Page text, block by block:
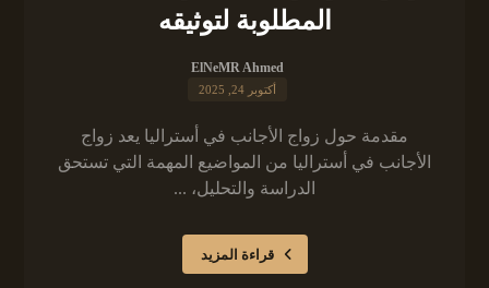
المطلوبة لتوثيقه
ElNeMR Ahmed
أكتوبر 24, 2025
مقدمة حول زواج الأجانب في أستراليا يعد زواج
الأجانب في أستراليا من المواضيع المهمة التي تستحق
الدراسة والتحليل، ...
قراءة المزيد